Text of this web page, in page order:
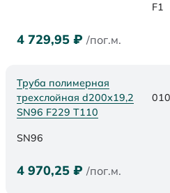
F1
4 729,95 ₽ /пог.м.
Труба полимерная
трехслойная d200х19,2
SN96 F229 Т110
SN96
4 970,25 ₽ /пог.м.